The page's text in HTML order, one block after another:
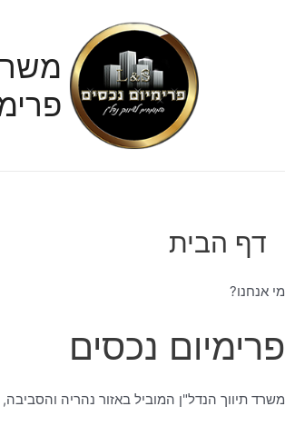
דף הבית
מי אנחנו?
פרימיום נכסים
משרד תיווך הנדל"ן המוביל באזור נהריה